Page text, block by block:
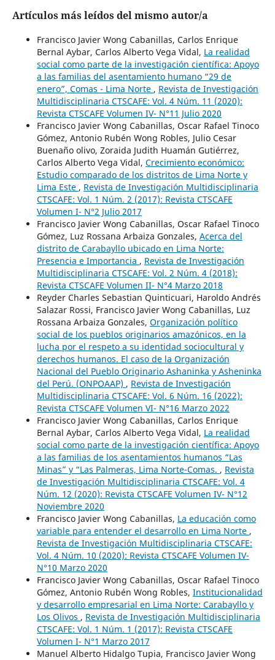
Artículos más leídos del mismo autor/a
Francisco Javier Wong Cabanillas, Carlos Enrique
Bernal Aybar, Carlos Alberto Vega Vidal, La realidad
social como parte de la investigación científica: Apoyo
a las familias del asentamiento humano “29 de
enero”, Comas - Lima Norte , Revista de Investigación
Multidisciplinaria CTSCAFE: Vol. 4 Núm. 11 (2020):
Revista CTSCAFE Volumen IV- N°11 Julio 2020
Francisco Javier Wong Cabanillas, Oscar Rafael Tinoco
Gómez, Antonio Rubén Wong Robles, Julio Cesar
Buenaño olivo, Zoraida Judith Huamán Gutiérrez,
Carlos Alberto Vega Vidal, Crecimiento económico:
Estudio comparado de los distritos de Lima Norte y
Lima Este , Revista de Investigación Multidisciplinaria
CTSCAFE: Vol. 1 Núm. 2 (2017): Revista CTSCAFE
Volumen I- N°2 Julio 2017
Francisco Javier Wong Cabanillas, Oscar Rafael Tinoco
Gómez, Luz Rossana Arbaiza Gonzales, Acerca del
distrito de Carabayllo ubicado en Lima Norte:
Presencia e Importancia , Revista de Investigación
Multidisciplinaria CTSCAFE: Vol. 2 Núm. 4 (2018):
Revista CTSCAFE Volumen II- N°4 Marzo 2018
Reyder Charles Sebastian Quinticuari, Haroldo Andrés
Salazar Rossi, Francisco Javier Wong Cabanillas, Luz
Rossana Arbaiza Gonzales, Organización político
social de los pueblos originarios amazónicos, en la
lucha por el respeto a su identidad sociocultural y
derechos humanos. El caso de la Organización
Nacional del Pueblo Originario Ashaninka y Asheninka
del Perú. (ONPOAAP) , Revista de Investigación
Multidisciplinaria CTSCAFE: Vol. 6 Núm. 16 (2022):
Revista CTSCAFE Volumen VI- N°16 Marzo 2022
Francisco Javier Wong Cabanillas, Carlos Enrique
Bernal Aybar, Carlos Alberto Vega Vidal, La realidad
social como parte de la investigación científica: Apoyo
a las familias de los asentamientos humanos “Las
Minas” y “Las Palmeras, Lima Norte-Comas. , Revista
de Investigación Multidisciplinaria CTSCAFE: Vol. 4
Núm. 12 (2020): Revista CTSCAFE Volumen IV- N°12
Noviembre 2020
Francisco Javier Wong Cabanillas, La educación como
variable para entender el desarrollo en Lima Norte ,
Revista de Investigación Multidisciplinaria CTSCAFE:
Vol. 4 Núm. 10 (2020): Revista CTSCAFE Volumen IV-
N°10 Marzo 2020
Francisco Javier Wong Cabanillas, Oscar Rafael Tinoco
Gómez, Antonio Rubén Wong Robles, Institucionalidad
y desarrollo empresarial en Lima Norte: Carabayllo y
Los Olivos , Revista de Investigación Multidisciplinaria
CTSCAFE: Vol. 1 Núm. 1 (2017): Revista CTSCAFE
Volumen I- N°1 Marzo 2017
Manuel Alberto Hidalgo Tupia, Francisco Javier Wong